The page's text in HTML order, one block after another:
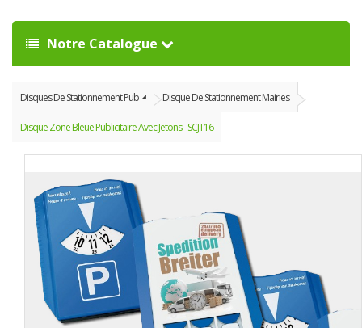
Notre Catalogue
Disques De Stationnement Pub Disque De Stationnement Mairies
Disque Zone Bleue Publicitaire Avec Jetons - SCJT16